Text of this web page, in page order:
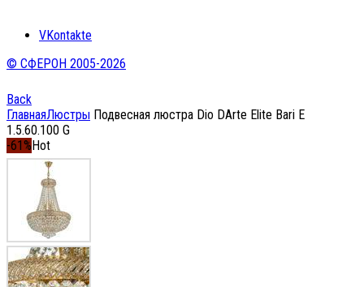
VKontakte
© СФЕРОН 2005-2026
Back
ГлавнаяЛюстры Подвесная люстра Dio DArte Elite Bari E
1.5.60.100 G
-61% Hot